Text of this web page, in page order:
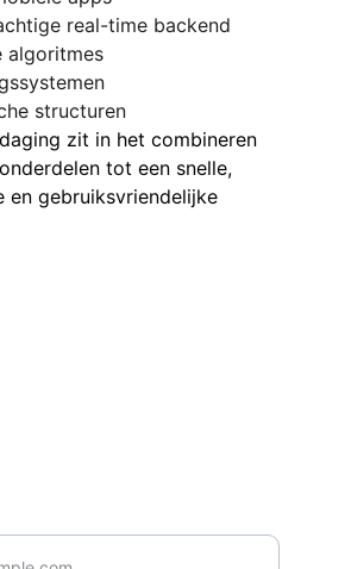
real-time backend
algoritmes
structuren
zit in het combineren
tot een snelle,
en gebruiksvriendelijke